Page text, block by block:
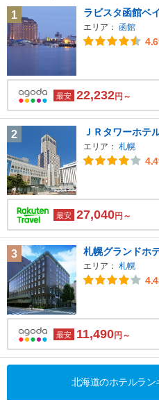
1
ラビスタ函館ベイ
エリア： 函館
最安 22,232円～
2 ＪＲタワーホテ
エリア： 札幌
最安 27,040円～
3 札幌グランドホ
エリア： 札幌
最安 11,490円～
北海道のホテルラ